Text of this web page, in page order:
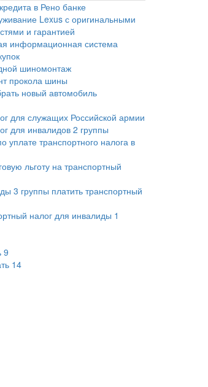
в Рено банке
Lexus с оригинальными
и гарантией
информационная система
шиномонтаж
прокола шины
новый автомобиль
для служащих Российской армии
для инвалидов 2 группы
уплате транспортного налога в
льготу на транспортный
3 группы платить транспортный
налог для инвалиды 1
9
14